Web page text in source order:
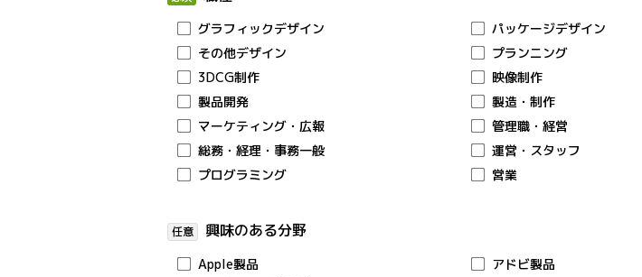
グラフィックデザイン パッケージデザイン
その他デザイン
プランニング
3DCG制作
映像制作
製品開発
製造・制作
マーケティング・広報
管理職・経営
総務・経理・事務一般
運営・スタッフ
プログラミング
営業
興味のある分野
Apple製品 アドビ製品